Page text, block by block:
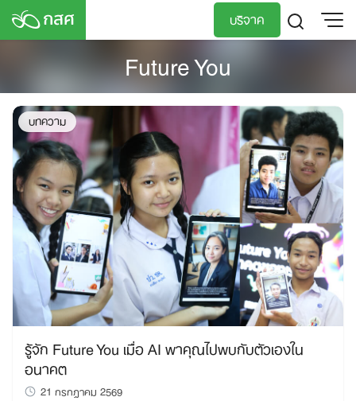
Skip
บริจาค
Future You
บทความ
รู้จัก Future You เมื่อ AI พาคุณไปพบกับตัวเองใน
อนาคต
21 กรกฎาคม 2569